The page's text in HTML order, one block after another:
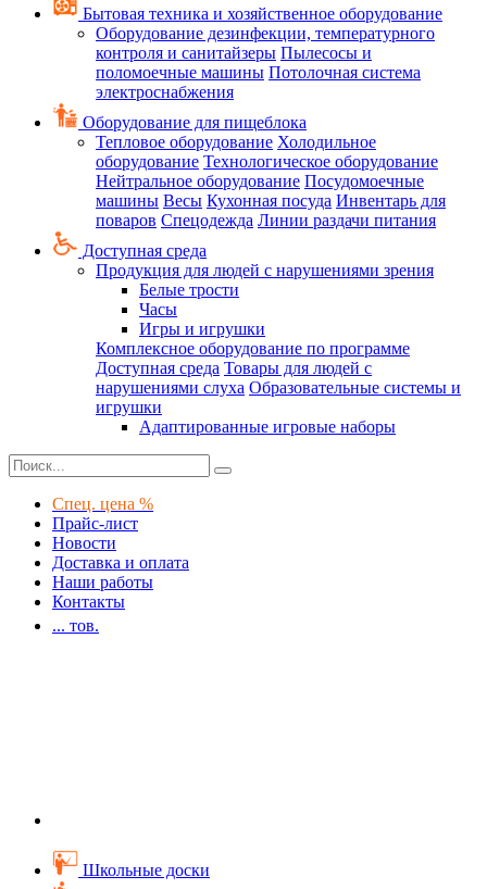
Бытовая техника и хозяйственное оборудование
Оборудование дезинфекции, температурного
контроля и санитайзеры Пылесосы и
поломоечные машины Потолочная система
электроснабжения
Оборудование для пищеблока
Тепловое оборудование Холодильное
оборудование Технологическое оборудование
Нейтральное оборудование Посудомоечные
машины Весы Кухонная посуда Инвентарь для
поваров Спецодежда Линии раздачи питания
Доступная среда
Продукция для людей с нарушениями зрения
Белые трости
Часы
Игры и игрушки
Комплексное оборудование по программе
Доступная среда Товары для людей с
нарушениями слуха Образовательные системы и
игрушки
Адаптированные игровые наборы
Спец. цена %
Прайс-лист
Новости
Доставка и оплата
Наши работы
Контакты
... тов.
Школьные доски